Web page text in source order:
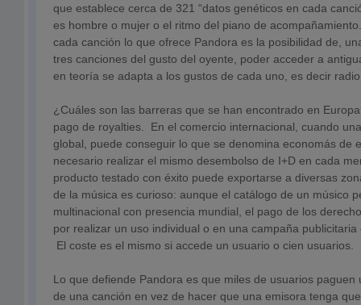
que establece cerca de 321 “datos genéticos en cada
es hombre o mujer o el ritmo del piano de
cada canción lo que ofrece Pandora es la posibilidad de,
tres canciones del gusto del oyente, poder acceder a
en teoría se adapta a los gustos de cada uno, es decir
¿Cuáles son las barreras que se han encontrado en
pago de royalties. En el comercio internacional, cuando
global, puede conseguir lo que se denomina economás de
necesario realizar el mismo desembolso de I+D en cada
producto testado con éxito puede exportarse a diversas
de la música es curioso: aunque el catálogo de un músico
multinacional con presencia mundial, el pago de los
por realizar un uso individual o en una campaña
El coste es el mismo si accede un usuario o cien usuarios.
Lo que defiende Pandora es que miles de usuarios paguen
de una canción en vez de hacer que una emisora tenga